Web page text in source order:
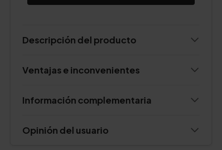
Descripción del producto
Ventajas e inconvenientes
Información complementaria
Opinión del usuario